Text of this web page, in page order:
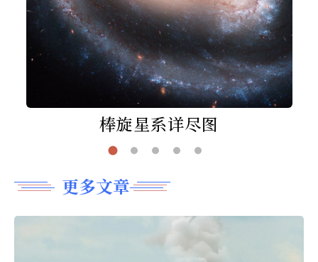
棒旋星系详尽图
更多文章